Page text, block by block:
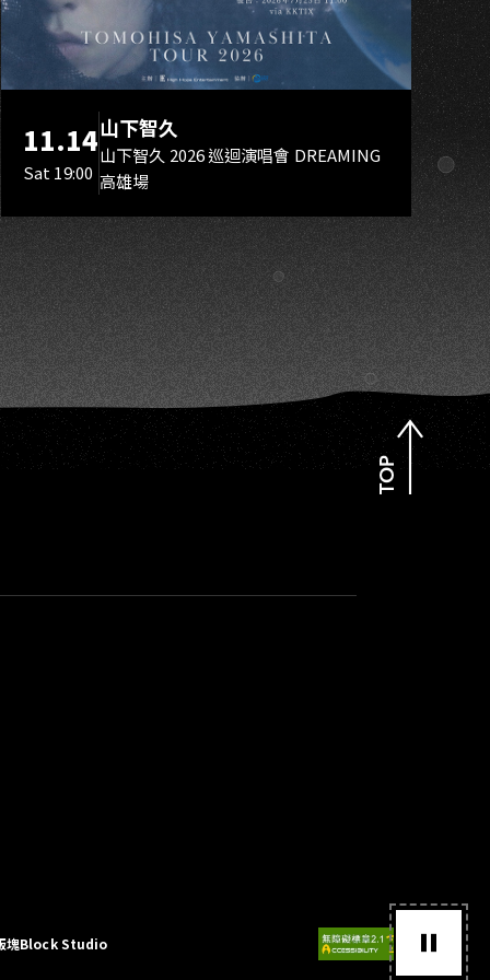
11.14
Sat 19:00
山下智久
山下智久 2026 巡迴演唱會 DREAMING
高雄場
TOP
塊Block Studio